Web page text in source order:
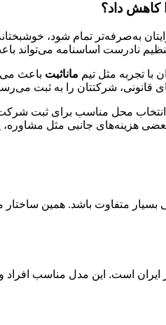
کاهش داد؟
به‌صرفه‌تر تمام شود،
نادرست اساسنامه می‌تواند
با تجربه مثل تیم ماناثبت باعث
قانونی، شرکتتان را به ثبت
محل مناسب برای ثبت شرکت
هزینه‌های جانبی مثل مشاوره،
متفاوت باشد. همین ساختار
است. این مدل مناسب افراد